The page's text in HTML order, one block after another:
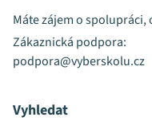
Máte zájem o spolupráci,
Zákaznická podpora:
podpora@vyberskolu.cz
Vyhledat